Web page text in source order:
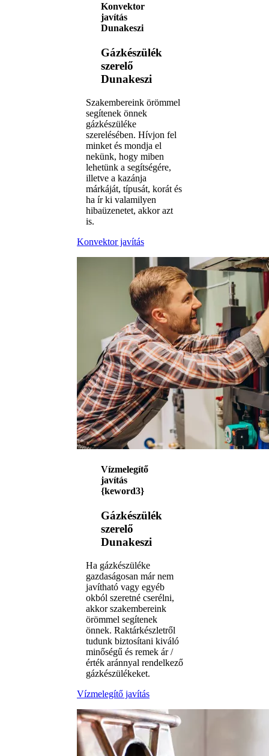
Konvektor
javítás
Dunakeszi
Gázkészülék
szerelő
Dunakeszi
Szakembereink örömmel
segítenek önnek
gázkészüléke
szerelésében. Hívjon fel
minket és mondja el
nekünk, hogy miben
lehetünk a segítségére,
illetve a kazánja
márkáját, típusát, korát és
ha ír ki valamilyen
hibaüzenetet, akkor azt
is.
Konvektor javítás
Vízmelegítő
javítás
{keword3}
Gázkészülék
szerelő
Dunakeszi
Ha gázkészüléke
gazdaságosan már nem
javítható vagy egyéb
okból szeretné cserélni,
akkor szakembereink
örömmel segítenek
önnek. Raktárkészletről
tudunk biztosítani kiváló
minőségű és remek ár /
érték aránnyal rendelkező
gázkészülékeket.
Vízmelegítő javítás